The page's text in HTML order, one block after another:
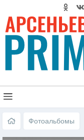
Фотоальбомы